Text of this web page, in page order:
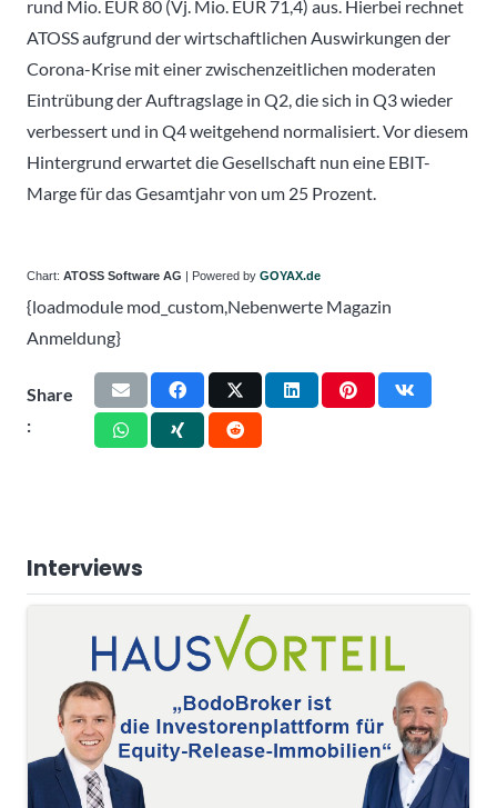
rund Mio. EUR 80 (Vj. Mio. EUR 71,4) aus. Hierbei rechnet
ATOSS aufgrund der wirtschaftlichen Auswirkungen der
Corona-Krise mit einer zwischenzeitlichen moderaten
Eintrübung der Auftragslage in Q2, die sich in Q3 wieder
verbessert und in Q4 weitgehend normalisiert. Vor diesem
Hintergrund erwartet die Gesellschaft nun eine EBIT-
Marge für das Gesamtjahr von um 25 Prozent.
Chart: ATOSS Software AG | Powered by GOYAX.de
{loadmodule mod_custom,Nebenwerte Magazin
Anmeldung}
Share
:
Interviews